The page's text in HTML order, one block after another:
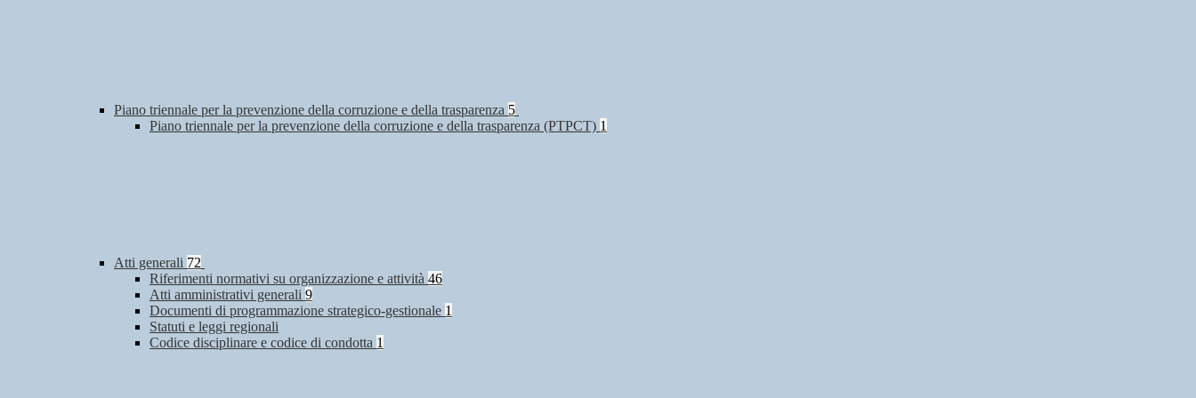
Piano triennale per la prevenzione della corruzione e della trasparenza 5
Piano triennale per la prevenzione della corruzione e della trasparenza (PTPCT) 1
Atti generali 72
Riferimenti normativi su organizzazione e attività 46
Atti amministrativi generali 9
Documenti di programmazione strategico-gestionale 1
Statuti e leggi regionali
Codice disciplinare e codice di condotta 1